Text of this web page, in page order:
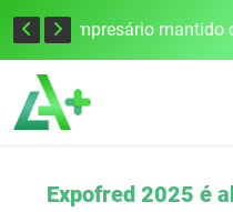
Edital para construção de ponte entre Itapiranga e Barra do Guarita deve ser lançado no segundo semestre
Expofred 2025 é